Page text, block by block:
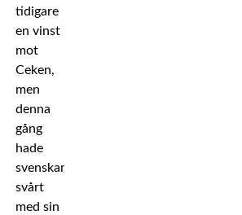
tidigare
en vinst
mot
Ceken,
men
denna
gång
hade
svenskan
svårt
med sin